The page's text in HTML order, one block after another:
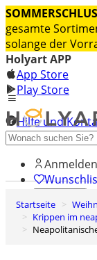
gesamte
solange der
Holyart APP
App Store
Play Store
Hilfe und
Entdecken Sie
Anmelden
0
Warenkorb
Startseite
Krippen im